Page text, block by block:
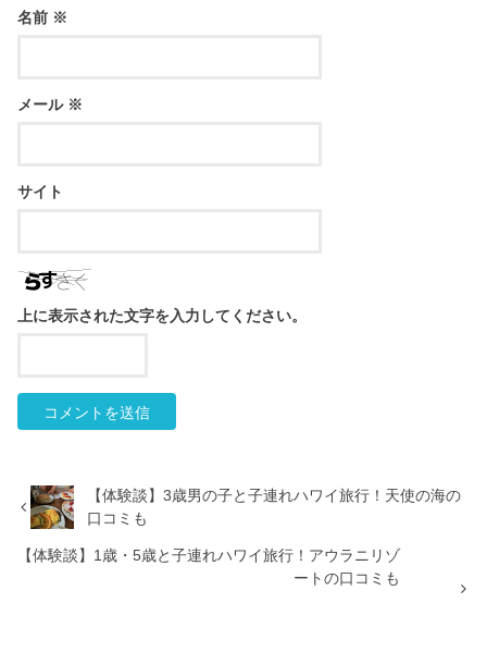
名前 ※
メール ※
サイト
上に表示された文字を入力してください。
【体験談】3歳男の子と子連れハワイ旅行！天使の海の
口コミも
【体験談】1歳・5歳と子連れハワイ旅行！アウラニリゾ
ートの口コミも